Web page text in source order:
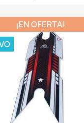
¡EN OFERTA!